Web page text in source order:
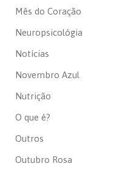
Mês do Coração
Neuropsicológia
Notícias
Novembro Azul
Nutrição
O que é?
Outros
Outubro Rosa